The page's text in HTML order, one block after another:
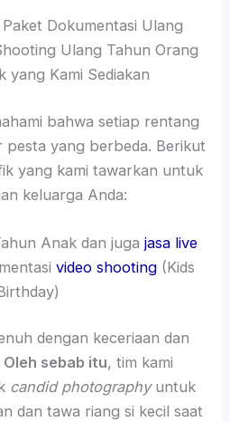
Dokumentasi Ulang
Ulang Tahun Orang
yang Kami Sediakan
bahwa setiap rentang
pesta yang berbeda. Berikut
yang kami tawarkan untuk
keluarga Anda:
Anak dan juga jasa live
video shooting (Kids
dengan keceriaan dan
Oleh sebab itu, tim kami
candid photographyuntuk
dan tawa riang si kecil saat